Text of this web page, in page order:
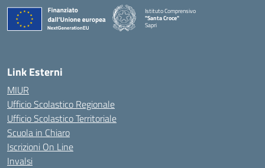
Istituto Comprensivo
"Santa Croce"
Sapri
— Visita la pagina iniziale della scuola
Link Esterni
MIUR
Ufficio Scolastico Regionale
Ufficio Scolastico Territoriale
Scuola in Chiaro
Iscrizioni On Line
Invalsi